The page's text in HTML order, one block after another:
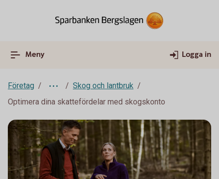
Meny Logga in
Företag
Skog och lantbruk
Optimera dina skattefördelar med skogskonto